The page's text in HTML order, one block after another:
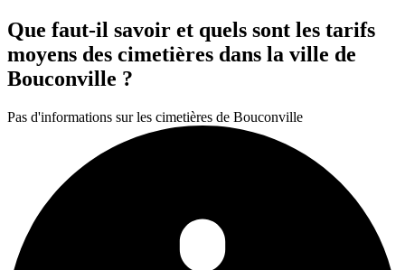
Que faut-il savoir et quels sont les tarifs
moyens des cimetières dans la ville de
Bouconville ?
Pas d'informations sur les cimetières de Bouconville